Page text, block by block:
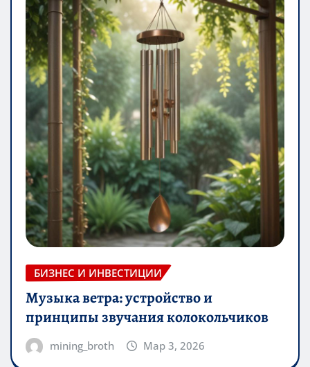
БИЗНЕС И ИНВЕСТИЦИИ
Музыка ветра: устройство и
принципы звучания колокольчиков
mining_broth Мар 3, 2026